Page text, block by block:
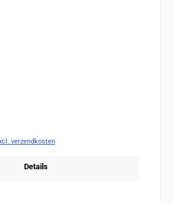
verzendkosten
Details